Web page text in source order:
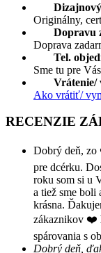
Originálny,
Dopravu
Doprava
Tel.
Sme tu pre
Vrátenie/
Ako vrátiť/
RECENZIE
Dobrý deň, zo
pre dcérku.
roku som si u
a tiež sme boli
krásna.
zákaznikov ❤️
spárovania s
Dobrý deň,